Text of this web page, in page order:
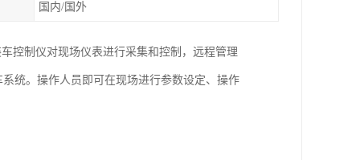
国内/国外
控制仪对现场仪表进行采集和控制，远程管理
统。操作人员即可在现场进行参数设定、操作